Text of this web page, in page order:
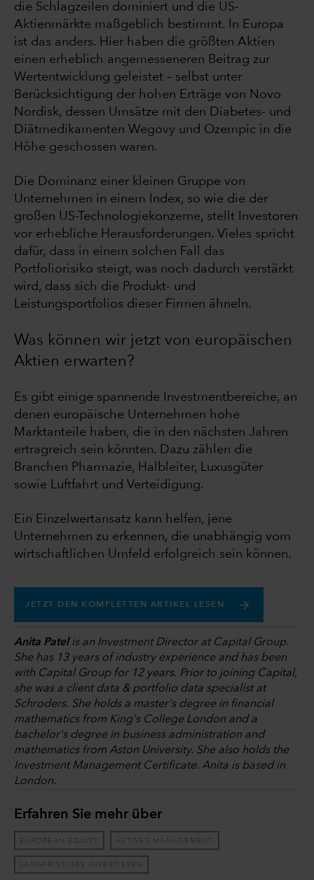
die Schlagzeilen dominiert und die US-
Aktienmärkte maßgeblich bestimmt. In Europa
ist das anders. Hier haben die größten Aktien
einen erheblich angemesseneren Beitrag zur
Wertentwicklung geleistet – selbst unter
Berücksichtigung der hohen Erträge von Novo
Nordisk, dessen Umsätze mit den Diabetes- und
Diätmedikamenten Wegovy und Ozempic in die
Höhe geschossen waren.
Die Dominanz einer kleinen Gruppe von
Unternehmen in einem Index, so wie die der
großen US-Technologiekonzerne, stellt Investoren
vor erhebliche Herausforderungen. Vieles spricht
dafür, dass in einem solchen Fall das
Portfoliorisiko steigt, was noch dadurch verstärkt
wird, dass sich die Produkt- und
Leistungsportfolios dieser Firmen ähneln.
Was können wir jetzt von europäischen
Aktien erwarten?
Es gibt einige spannende Investmentbereiche, an
denen europäische Unternehmen hohe
Marktanteile haben, die in den nächsten Jahren
ertragreich sein könnten. Dazu zählen die
Branchen Pharmazie, Halbleiter, Luxusgüter
sowie Luftfahrt und Verteidigung.
Ein Einzelwertansatz kann helfen, jene
Unternehmen zu erkennen, die unabhängig vom
wirtschaftlichen Umfeld erfolgreich sein können.
JETZT DEN KOMPLETTEN ARTIKEL LESEN
Anita Patelis an Investment Director at Capital Group.
She has 13 years of industry experience and has been
with Capital Group for 12 years. Prior to joining Capital,
she was a client data & portfolio data specialist at
Schroders. She holds a master's degree in financial
mathematics from King's College London and a
bachelor's degree in business administration and
mathematics from Aston University. She also holds the
Investment Management Certificate. Anita is based in
London.
Erfahren Sie mehr über
EUROPEAN EQUITY AKTIVES MANAGEMENT
LANGFRISTIGES INVESTIEREN